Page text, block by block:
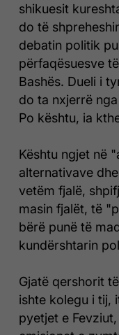
shikuesit
do të
debatin politik
përfaqësuesve
Bashës. Dueli i
do ta nxjerrë
Po kështu, ia
Kështu ngjet në
alternativave
vetëm fjalë,
masin fjalët, të
bërë punë të
kundërshtarin
Gjatë qershorit
ishte kolegu i tij,
pyetjet e